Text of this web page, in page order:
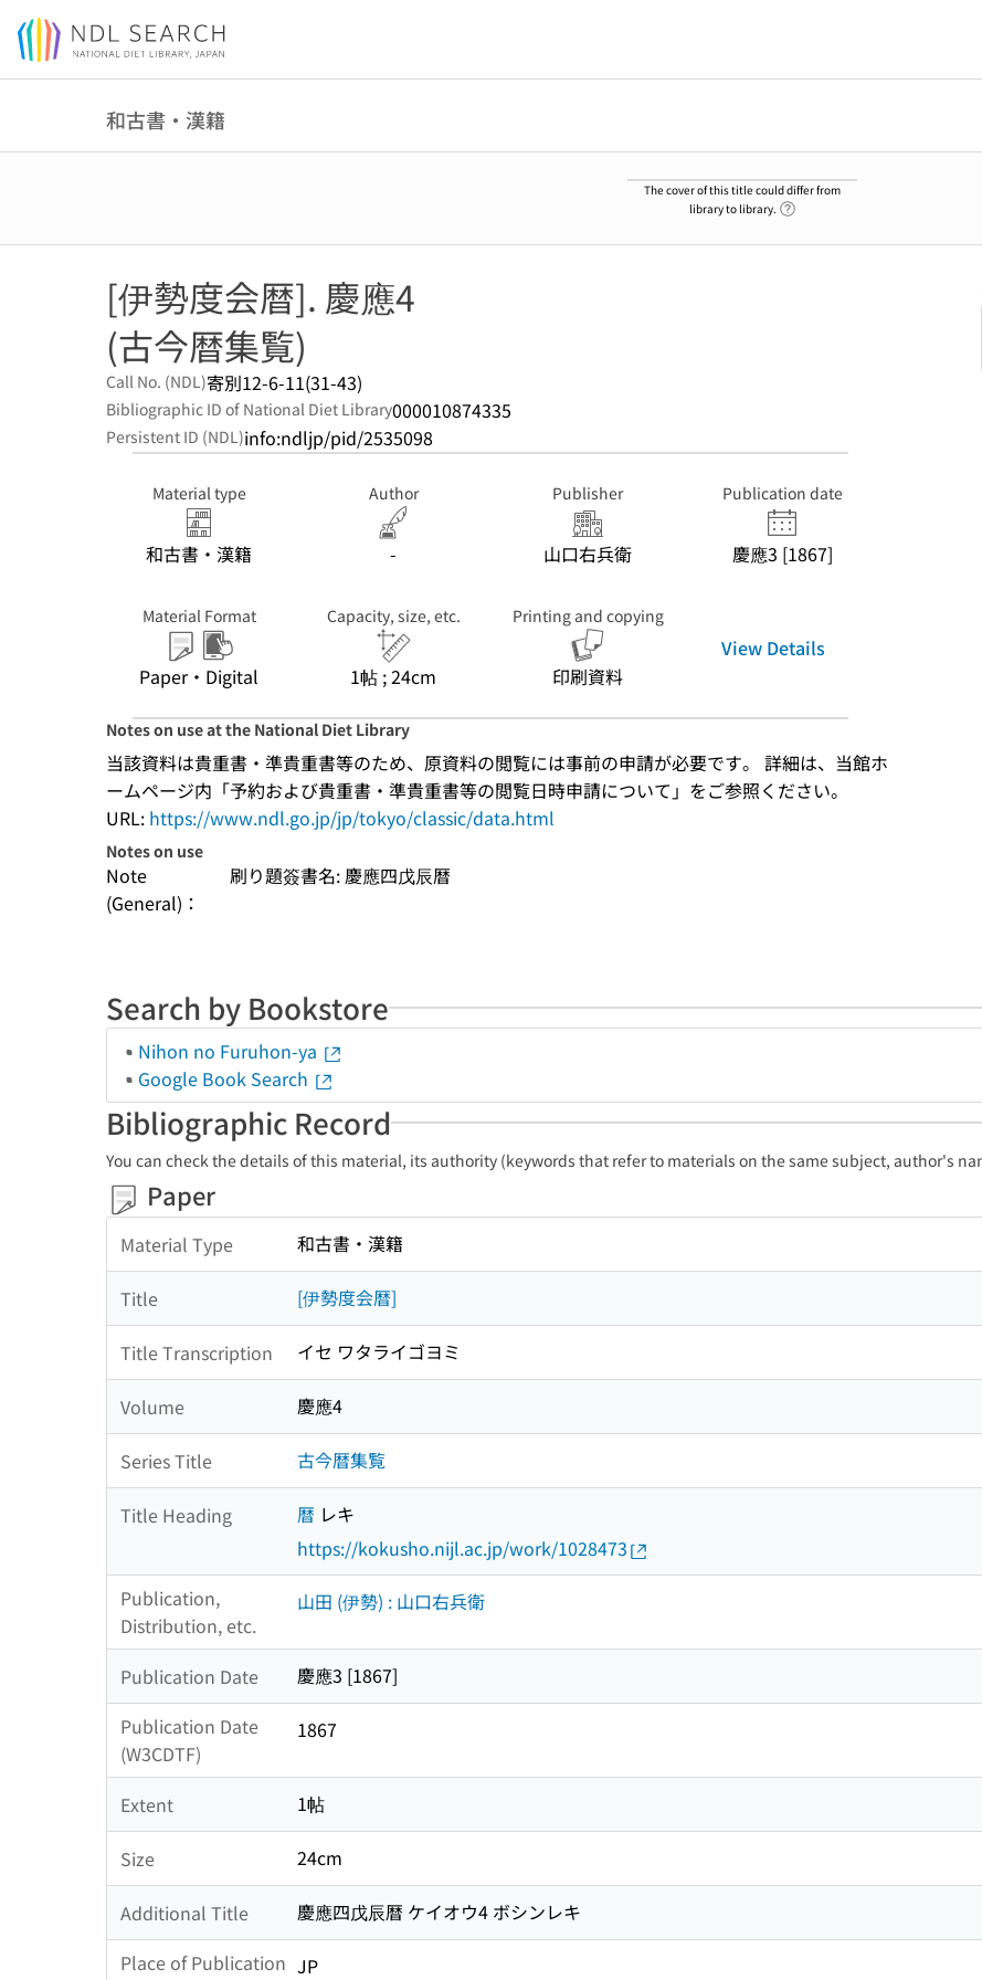
Jump to main content
和古書・漢籍
The cover of this title could differ from
library to library.
[伊勢度会暦]. 慶應4
(古今暦集覧)
Call No. (NDL)寄別12-6-11(31-43)
Bibliographic ID of National Diet Library000010874335
Persistent ID (NDL)info:ndljp/pid/2535098
Material type
和古書・漢籍
Author
-
Publisher
山口右兵衛
Publication date
慶應3 [1867]
Material Format
Paper・Digital
Capacity, size, etc.
1帖 ; 24cm
Printing and copying
印刷資料
View Details
Notes on use at the National Diet Library
当該資料は貴重書・準貴重書等のため、原資料の閲覧には事前の申請が必要です。 詳細は、当館ホ
ームページ内「予約および貴重書・準貴重書等の閲覧日時申請について」をご参照ください。
URL: https://www.ndl.go.jp/jp/tokyo/classic/data.html
Notes on use
Note
(General)：
刷り題簽書名: 慶應四戊辰暦
Search by Bookstore
Nihon no Furuhon-ya
Google Book Search
Bibliographic Record
You can check the details of this material, its authority (keywords that refer to materials on the same subject, author's
Paper
Material Type 和古書・漢籍
Title [伊勢度会暦]
Title Transcription イセ ワタライゴヨミ
Volume 慶應4
Series Title 古今暦集覧
Title Heading 暦 レキ
https://kokusho.nijl.ac.jp/work/1028473
Publication,
Distribution, etc.
山田 (伊勢) : 山口右兵衛
Publication Date
慶應3 [1867]
Publication Date
(W3CDTF)
1867
Extent 1帖
Size 24cm
Additional Title
慶應四戊辰暦 ケイオウ4 ボシンレキ
Place of Publication JP